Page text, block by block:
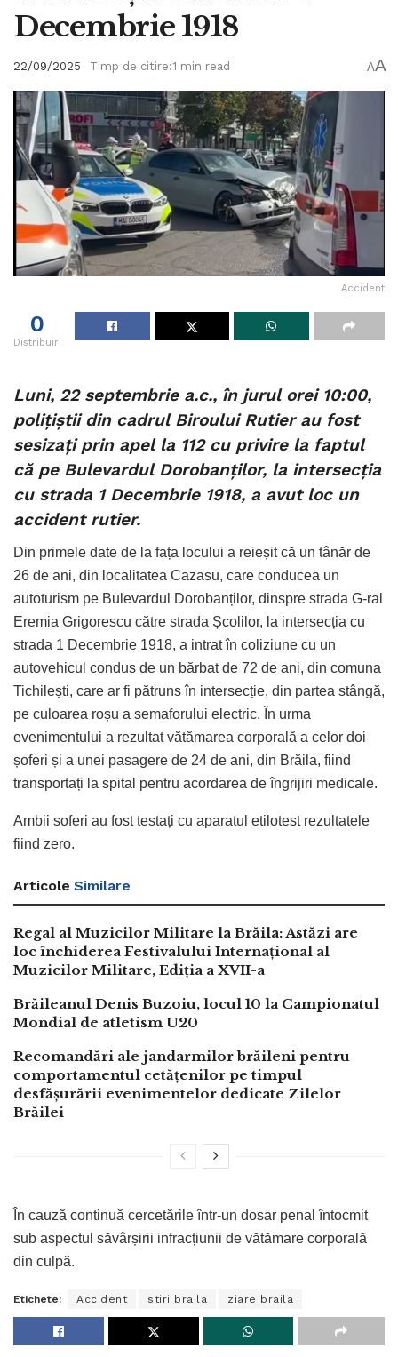
Decembrie 1918
22/09/2025 Timp de citire:1 min read AA
Accident
0
Distribuiri
Luni, 22 septembrie a.c., în jurul orei 10:00,
polițiștii din cadrul Biroului Rutier au fost
sesizați prin apel la 112 cu privire la faptul
că pe Bulevardul Dorobanților, la intersecția
cu strada 1 Decembrie 1918, a avut loc un
accident rutier.
Din primele date de la fața locului a reieșit că un tânăr de
26 de ani, din localitatea Cazasu, care conducea un
autoturism pe Bulevardul Dorobanților, dinspre strada G-ral
Eremia Grigorescu către strada Școlilor, la intersecția cu
strada 1 Decembrie 1918, a intrat în coliziune cu un
autovehicul condus de un bărbat de 72 de ani, din comuna
Tichilești, care ar fi pătruns în intersecție, din partea stângă,
pe culoarea roșu a semaforului electric. În urma
evenimentului a rezultat vătămarea corporală a celor doi
șoferi și a unei pasagere de 24 de ani, din Brăila, fiind
transportați la spital pentru acordarea de îngrijiri medicale.
Ambii soferi au fost testați cu aparatul etilotest rezultatele
fiind zero.
Articole Similare
Regal al Muzicilor Militare la Brăila: Astăzi are
loc închiderea Festivalului Internațional al
Muzicilor Militare, Ediția a XVII-a
Brăileanul Denis Buzoiu, locul 10 la Campionatul
Mondial de atletism U20
Recomandări ale jandarmilor brăileni pentru
comportamentul cetățenilor pe timpul
desfășurării evenimentelor dedicate Zilelor
Brăilei
În cauză continuă cercetările într-un dosar penal întocmit
sub aspectul săvârșirii infracțiunii de vătămare corporală
din culpă.
Etichete: Accident stiri braila ziare braila